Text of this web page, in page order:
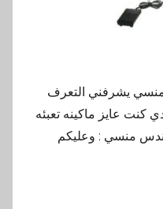
يشرفني التعرف
عايز ماكينه تعبئه
منسي : وعليكم